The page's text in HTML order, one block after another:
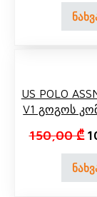
US POLO
V1 Გოგოს
150,00₾